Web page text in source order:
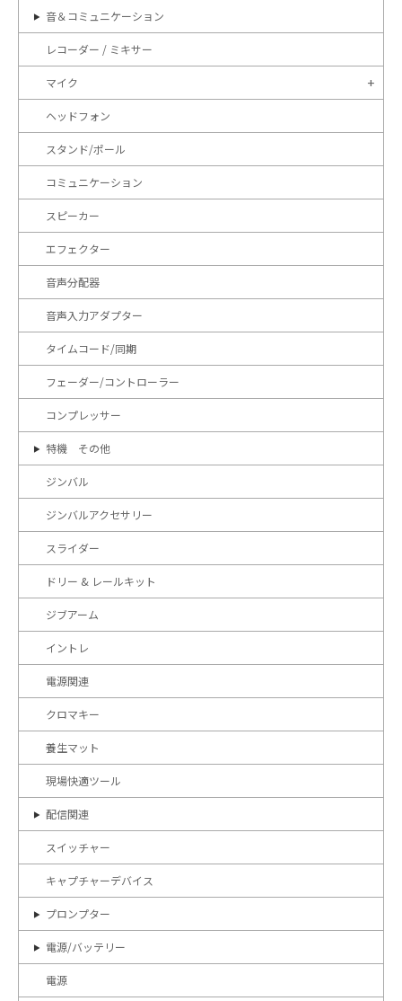
音＆コミュニケーション
レコーダー / ミキサー
マイク
ヘッドフォン
スタンド/ポール
コミュニケーション
スピーカー
エフェクター
音声分配器
音声入力アダプター
タイムコード/同期
フェーダー/コントローラー
コンプレッサー
特機 その他
ジンバル
ジンバルアクセサリー
スライダー
ドリー & レールキット
ジブアーム
イントレ
電源関連
クロマキー
養生マット
現場快適ツール
配信関連
スイッチャー
キャプチャーデバイス
プロンプター
電源/バッテリー
電源